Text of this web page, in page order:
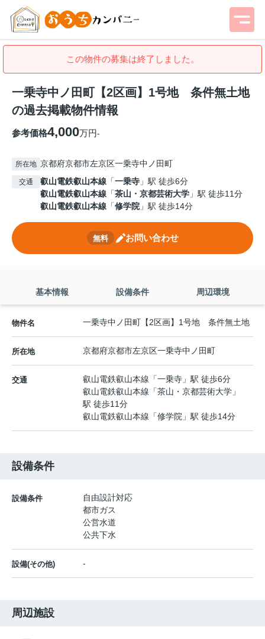
この物件の募集は終了しました。
一乗寺中ノ田町【2区画】1号地 条件無土地
の過去掲載物件情報
参考価格4,000万円-
所在地 京都府京都市左京区一乗寺中ノ田町
交通 叡山電鉄叡山本線 「一乗寺 」駅 徒歩6分
叡山電鉄叡山本線 「茶山・京都芸術大学 」駅 徒歩11分
叡山電鉄叡山本線 「修学院 」駅 徒歩14分
無料 お問い合わせ
基本情報 設備条件 周辺環境
物件名 一乗寺中ノ田町【2区画】1号地 条件無土地
所在地 京都府京都市左京区一乗寺中ノ田町
交通 叡山電鉄叡山本線 「一乗寺 」駅 徒歩6分
叡山電鉄叡山本線 「茶山・京都芸術大学 」
駅 徒歩11分
叡山電鉄叡山本線 「修学院 」駅 徒歩14分
設備条件
設備条件
自由設計対応
都市ガス
公営水道
公共下水
設備(その他) -
周辺施設